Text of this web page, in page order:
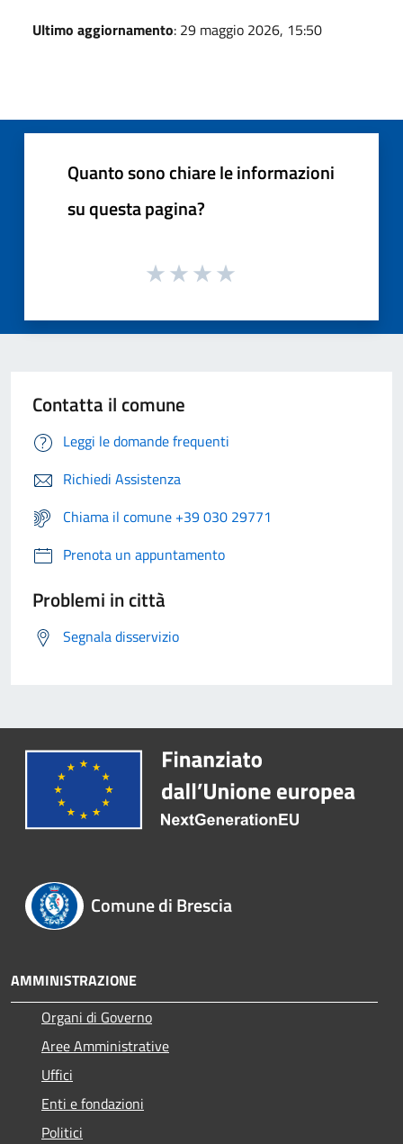
Ultimo aggiornamento: 29 maggio 2026, 15:50
Quanto sono chiare le informazioni
su questa pagina?
Contatta il comune
Leggi le domande frequenti
Richiedi Assistenza
Chiama il comune +39 030 29771
Prenota un appuntamento
Problemi in città
Segnala disservizio
Comune di Brescia
AMMINISTRAZIONE
Organi di Governo
Aree Amministrative
Uffici
Enti e fondazioni
Politici